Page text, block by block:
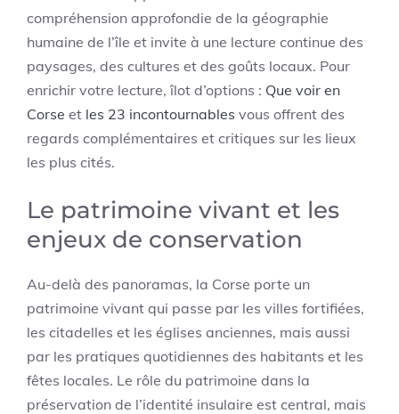
compréhension approfondie de la géographie
humaine de l’île et invite à une lecture continue des
paysages, des cultures et des goûts locaux. Pour
enrichir votre lecture, îlot d’options : Que voir en
Corse et les 23 incontournables vous offrent des
regards complémentaires et critiques sur les lieux
les plus cités.
Le patrimoine vivant et les
enjeux de conservation
Au-delà des panoramas, la Corse porte un
patrimoine vivant qui passe par les villes fortifiées,
les citadelles et les églises anciennes, mais aussi
par les pratiques quotidiennes des habitants et les
fêtes locales. Le rôle du patrimoine dans la
préservation de l’identité insulaire est central, mais